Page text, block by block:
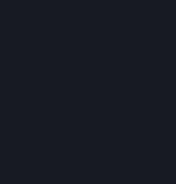
выхода, для возврата
двухчасового лимита
бета-тестировании),
средств начнётся только
засчитываться в
вы оформляете предзаказ
до даты её выхода, вы
любой момент до её
дневного и двухчасового